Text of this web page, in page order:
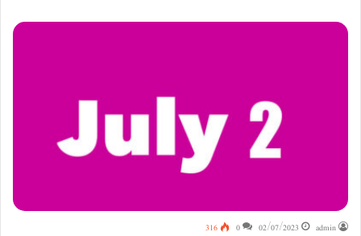
admin
02/07/2023
0
316